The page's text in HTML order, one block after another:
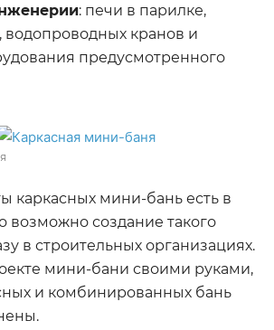
: печи в парилке,
, водопроводных кранов и
предусмотренного
каркасных мини-бань есть в
возможно создание такого
в строительных организациях.
мини-бани своими руками,
и комбинированных бань